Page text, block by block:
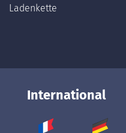
Ladenkette
International